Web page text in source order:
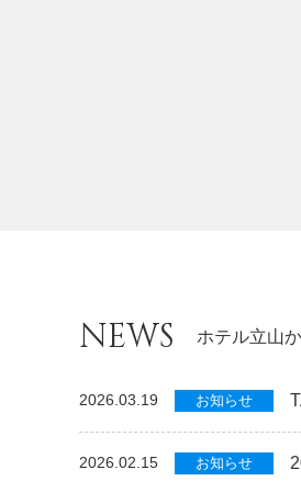
NEWS ホテル立山
2026.03.19 お知らせ
2026.02.15 お知らせ